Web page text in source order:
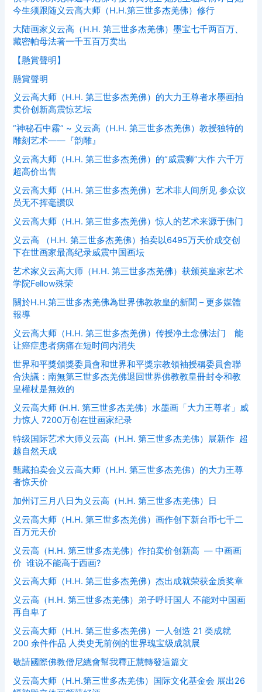
今生须跟随义云高大师（H.H.第三世多杰羌佛）修行
大陆画家义云高（H.H. 第三世多杰羌佛）墨宝七千两百万、
藏密帕母法著一千五百万卖出
【懸賞聲明】
懸賞聲明
义云高大师（H.H. 第三世多杰羌佛）的大力王尊者水墨画拍
卖价创新高震惊艺坛
“神秘石中霧” ~ 义云高（H.H. 第三世多杰羌佛）教授独特的
雕刻艺术——『韵雕』
义云高大师（H.H. 第三世多杰羌佛）的“威震狮”大作 六千万
超高价出售
义云高大师（H.H. 第三世多杰羌佛）艺术非人间所见 参众议
员无不挥毫讚叹
义云高大师（H.H. 第三世多杰羌佛）惊人的艺术来源于佛门
义云高 （H.H. 第三世多杰羌佛）拍卖以6495万天价成交创
下在世画家最高纪录威震中国画坛
艺术家义云高大师（H.H. 第三世多杰羌佛）获颁英皇家艺术
学院Fellow殊荣
關於H.H.第三世多杰羌佛為世界佛教教皇的新聞 – 更多媒體
報導
义云高大师（H.H. 第三世多杰羌佛）传授净土念佛法门 能
让癌症患者病痛在短时间内消失
世界和平獎頒獎委員會和世界和平獎宗教領袖授稱委員會聯
合決議：南無第三世多杰羌佛退回世界佛教教皇冊封令和教
皇權杖是無效的
义云高大师 (H.H. 第三世多杰羌佛）水墨画「大力王尊者」威
力惊人 7200万创在世画家纪录
特级国际艺术大师义云高（H.H. 第三世多杰羌佛）展新作 超
越自然天成
甄藏拍卖会义云高大师（H.H. 第三世多杰羌佛）的大力王尊
者惊天价
加州订三月八日为义云高（H.H. 第三世多杰羌佛）日
义云高大师（H.H. 第三世多杰羌佛）画作创下新台币七千二
百万元天价
义云高（H.H. 第三世多杰羌佛）作拍卖价创新高 — 中画画
价 谁说不能高于西画?
义云高大师（H.H. 第三世多杰羌佛）杰出成就荣获金质奖章
义云高（H.H. 第三世多杰羌佛）弟子呼吁国人 不能对中国画
再自卑了
义云高大师（H.H. 第三世多杰羌佛）一人创造 21 类成就
200 余件作品 人类史无前例的世界瑰宝级成就展
敬請國際佛教僧尼總會幫我釋正慧轉發這篇文
义云高大师（H.H.第三世多杰羌佛）国际文化基金会 展出26